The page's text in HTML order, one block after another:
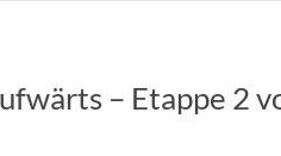
– Etappe 2